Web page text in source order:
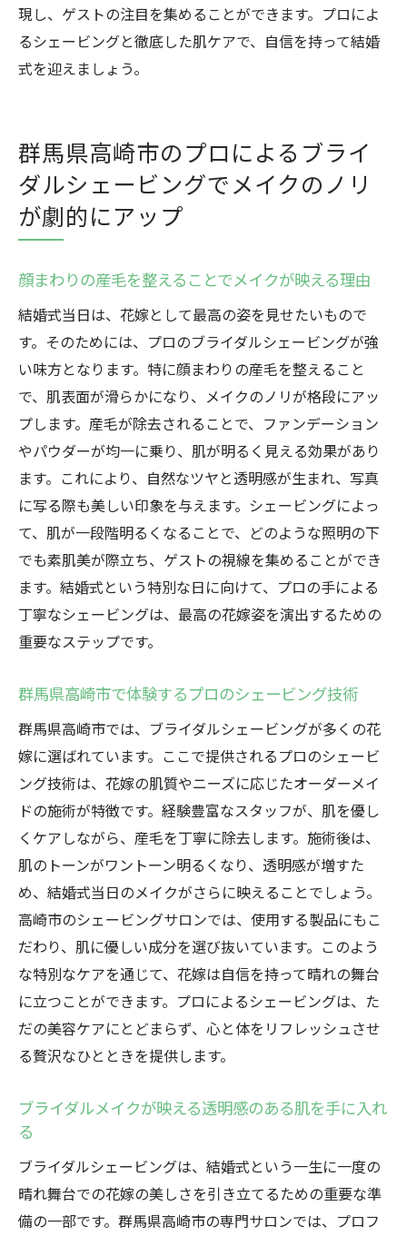
群馬県高崎市の体験から学ぶシェービング
の魅力
特別な日のための肌ケアとシェービング
透明感あふれる肌でゲストの視線を集める群馬
県高崎市のブライダルシェービング
群馬県高崎市で透明感を引き出すシェービ
ゲストを魅了する美肌の秘密を探る
シェービングで実現する写真映えする肌
プロのアドバイスで叶える完璧な肌仕上げ
群馬県高崎市のサロンで体験する特別な時
間
結婚式当日、自信を持ってゲストを迎える
方法
現し、ゲストの注目を集めることができます。プロによ
るシェービングと徹底した肌ケアで、自信を持って結婚
式を迎えましょう。
群馬県高崎市のプロによるブライ
ダルシェービングでメイクのノリ
が劇的にアップ
顔まわりの産毛を整えることでメイクが映える理由
結婚式当日は、花嫁として最高の姿を見せたいもので
す。そのためには、プロのブライダルシェービングが強
い味方となります。特に顔まわりの産毛を整えること
で、肌表面が滑らかになり、メイクのノリが格段にアッ
プします。産毛が除去されることで、ファンデーション
やパウダーが均一に乗り、肌が明るく見える効果があり
ます。これにより、自然なツヤと透明感が生まれ、写真
に写る際も美しい印象を与えます。シェービングによっ
て、肌が一段階明るくなることで、どのような照明の下
でも素肌美が際立ち、ゲストの視線を集めることができ
ます。結婚式という特別な日に向けて、プロの手による
丁寧なシェービングは、最高の花嫁姿を演出するための
重要なステップです。
群馬県高崎市で体験するプロのシェービング技術
群馬県高崎市では、ブライダルシェービングが多くの花
嫁に選ばれています。ここで提供されるプロのシェービ
ング技術は、花嫁の肌質やニーズに応じたオーダーメイ
ドの施術が特徴です。経験豊富なスタッフが、肌を優し
くケアしながら、産毛を丁寧に除去します。施術後は、
肌のトーンがワントーン明るくなり、透明感が増すた
め、結婚式当日のメイクがさらに映えることでしょう。
高崎市のシェービングサロンでは、使用する製品にもこ
だわり、肌に優しい成分を選び抜いています。このよう
な特別なケアを通じて、花嫁は自信を持って晴れの舞台
に立つことができます。プロによるシェービングは、た
だの美容ケアにとどまらず、心と体をリフレッシュさせ
る贅沢なひとときを提供します。
ブライダルメイクが映える透明感のある肌を手に入れ
る
ブライダルシェービングは、結婚式という一生に一度の
晴れ舞台での花嫁の美しさを引き立てるための重要な準
備の一部です。群馬県高崎市の専門サロンでは、プロフ